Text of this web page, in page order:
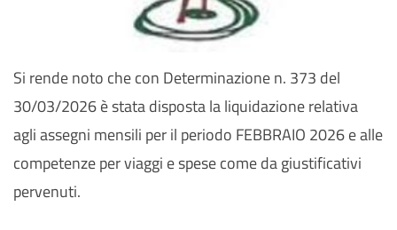
Si rende noto che con Determinazione n. 373 del
30/03/2026 è stata disposta la liquidazione relativa
agli assegni mensili per il periodo FEBBRAIO 2026 e alle
competenze per viaggi e spese come da giustificativi
pervenuti.